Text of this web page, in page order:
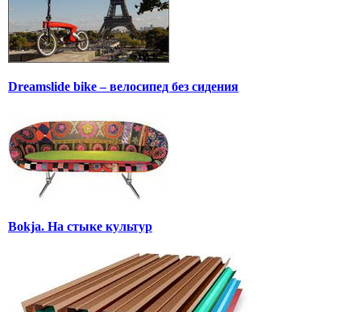
Dreamslide bike – велосипед без сидения
Bokja. На стыке культур